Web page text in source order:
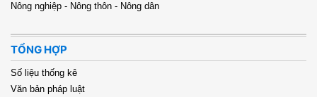
Nông nghiệp - Nông thôn - Nông dân
TỔNG HỢP
Số liệu thống kê
Văn bản pháp luật